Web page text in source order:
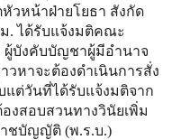
วหน้าฝ่ายโยธา สังกัด
. ได้รับแจ้งมติคณะ
ผู้บังคับบัญชาผู้มีอำนาจ
วหาจะต้องดำเนินการสั่ง
แต่วันที่ได้รับแจ้งมติจาก
งสอบสวนทางวินัยเพิ่ม
าชบัญญัติ (พ.ร.บ.)